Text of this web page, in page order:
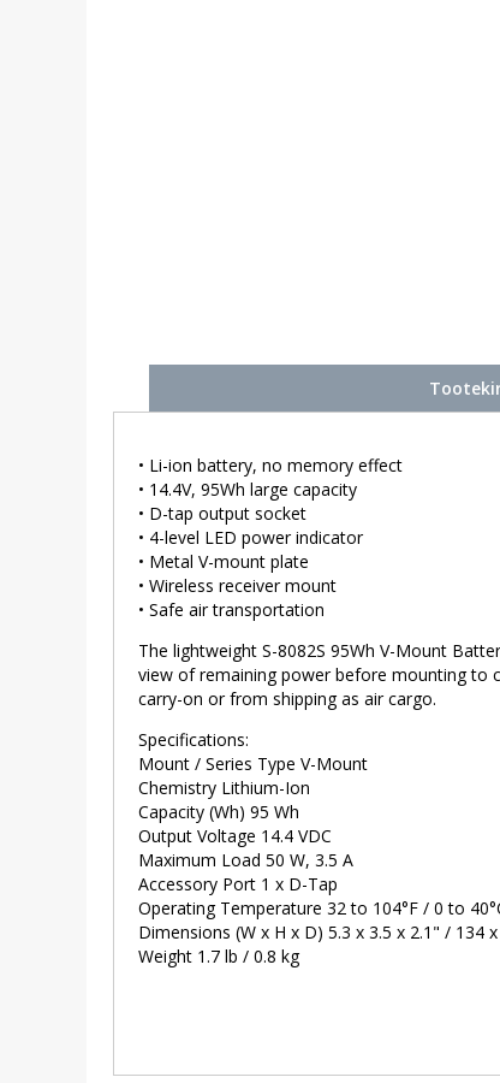
• Li-ion battery, no memory effect
• 14.4V, 95Wh large capacity
• D-tap output socket
• 4-level LED power indicator
• Metal V-mount plate
• Wireless receiver mount
• Safe air transportation
The lightweight S-8082S 95Wh V-Mount
view of remaining power before mounting to
carry-on or from shipping as air cargo.
Specifications:
Mount / Series Type V-Mount
Chemistry Lithium-Ion
Capacity (Wh) 95 Wh
Output Voltage 14.4 VDC
Maximum Load 50 W, 3.5 A
Accessory Port 1 x D-Tap
Operating Temperature 32 to 104°F / 0 to
Dimensions (W x H x D) 5.3 x 3.5 x 2.1" / 134
Weight 1.7 lb / 0.8 kg